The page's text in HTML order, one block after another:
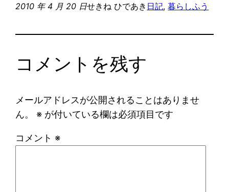
2010 年 4 月 20 日せきね ひであき 日記, 暮らしふう
コメントを残す
メールアドレスが公開されることはありませ
ん。
※ が付いている欄は必須項目です
コメント ※